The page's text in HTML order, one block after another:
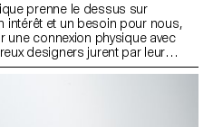
prenne le dessus sur
intérêt et un besoin pour nous,
une connexion physique avec
designers jurent par leur
en situation réelle joue
pratiques. Sous la direction de